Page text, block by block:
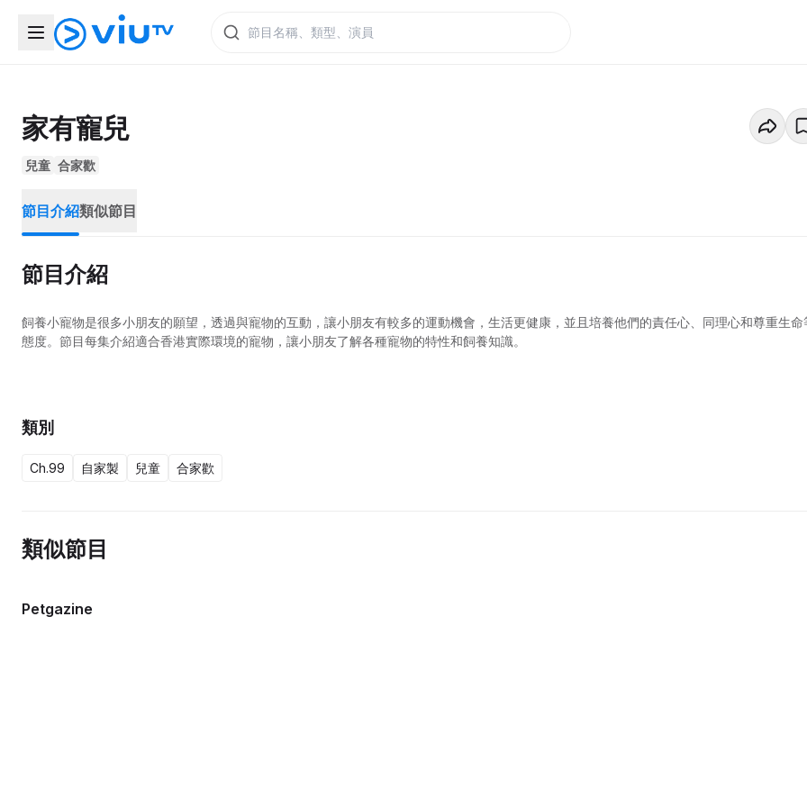
家有寵兒
兒童 合家歡
節目介紹類似節目
節目介紹
飼養小寵物是很多小朋友的願望，透過與寵物的互動，讓小朋友有較多的運動機會，生活更健康，並且培養他們的責任心、同理心和尊重生命
態度。節目每集介紹適合香港實際環境的寵物，讓小朋友了解各種寵物的特性和飼養知識。
類別
Ch.99 自家製 兒童 合家歡
類似節目
Petgazine